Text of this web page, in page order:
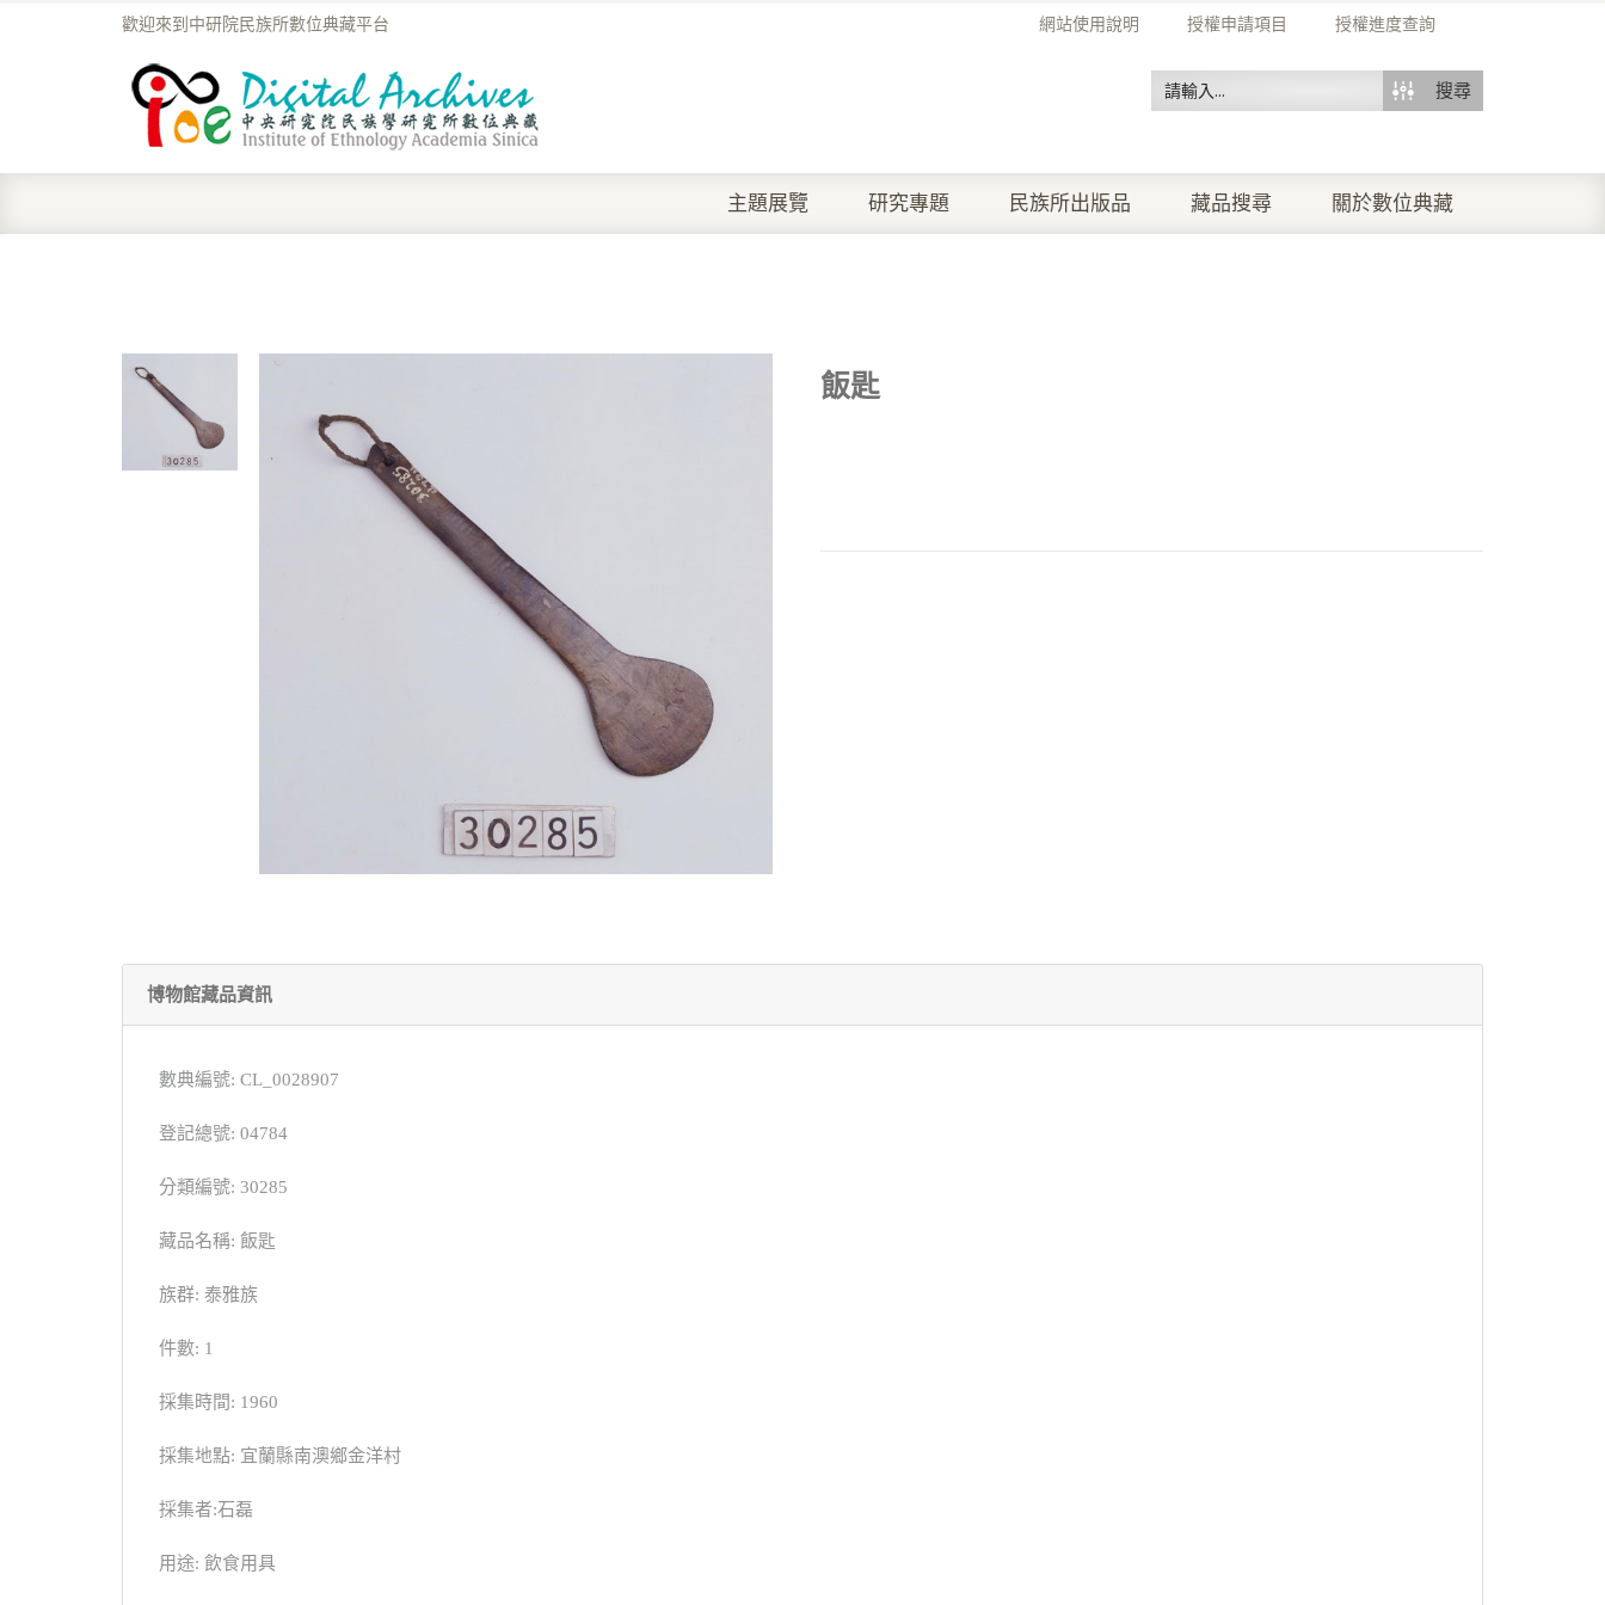
網站使用說明 授權申請項目 授權進度查詢
歡迎來到中研院民族所數位典藏平台
搜尋
主題展覽 研究專題 民族所出版品 藏品搜尋 關於數位典藏
飯匙
博物館藏品資訊
數典編號: CL_0028907
登記總號: 04784
分類編號: 30285
藏品名稱: 飯匙
族群: 泰雅族
件數: 1
採集時間: 1960
採集地點: 宜蘭縣南澳鄉金洋村
採集者:石磊
用途: 飲食用具